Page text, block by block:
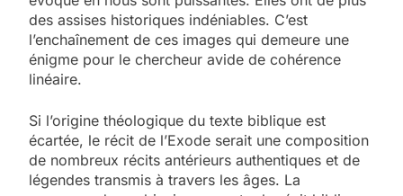
des assises historiques indéniables. C’est
l’enchaînement de ces images qui demeure une
énigme pour le chercheur avide de cohérence
linéaire.
Si l’origine théologique du texte biblique est
écartée, le récit de l’Exode serait une composition
de nombreux récits antérieurs authentiques et de
légendes transmis à travers les âges. La